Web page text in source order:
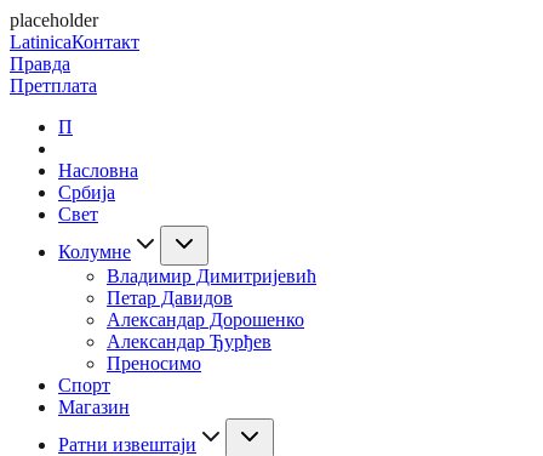
placeholder
LatinicaКонтакт
Правда
Претплата
П
Насловна
Србија
Свет
Колумне
Владимир Димитријевић
Петар Давидов
Александар Дорошенко
Александар Ђурђев
Преносимо
Спорт
Магазин
Ратни извештаји